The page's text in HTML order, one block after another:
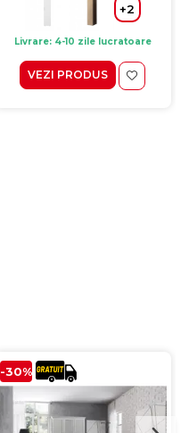
+2
Livrare: 4-10 zile lucratoare
VEZI PRODUS
-30%